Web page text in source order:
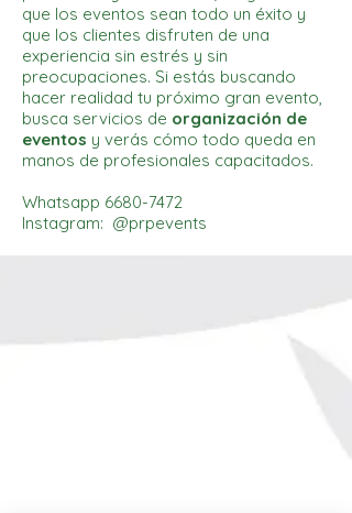
que los eventos sean todo un éxito y
que los clientes disfruten de una
experiencia sin estrés y sin
preocupaciones. Si estás buscando
hacer realidad tu próximo gran evento,
busca servicios de organización de
eventos y verás cómo todo queda en
manos de profesionales capacitados.
Whatsapp 6680-7472
Instagram: @prpevents